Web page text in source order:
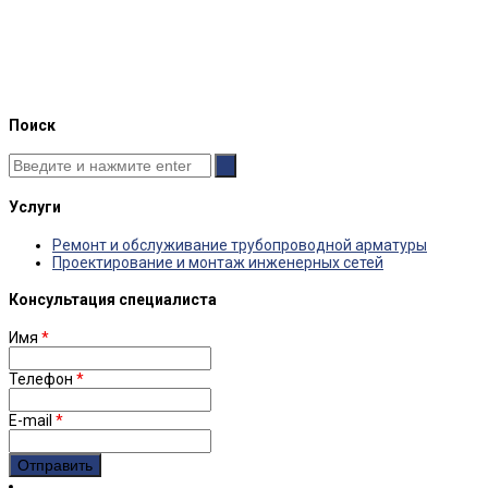
Поиск
Услуги
Ремонт и обслуживание трубопроводной арматуры
Проектирование и монтаж инженерных сетей
Консультация специалиста
Имя *
Телефон *
E-mail *